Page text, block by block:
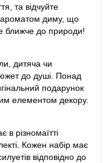
та відчуйте
ароматом диму, що
ближче до природи!
дитяча чи
до душі. Понад
подарунок
елементом декору.
в різномаїтті
Кожен набір має
відповідно до